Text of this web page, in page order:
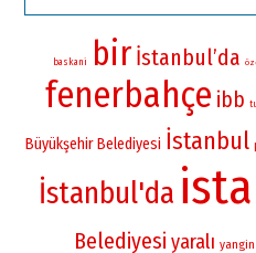
baskani birİstanbul’da
fenerbahçe ibb
Büyükşehir Belediyesi İstanbul
İstanbul'da
Belediyesi yaralı yangin